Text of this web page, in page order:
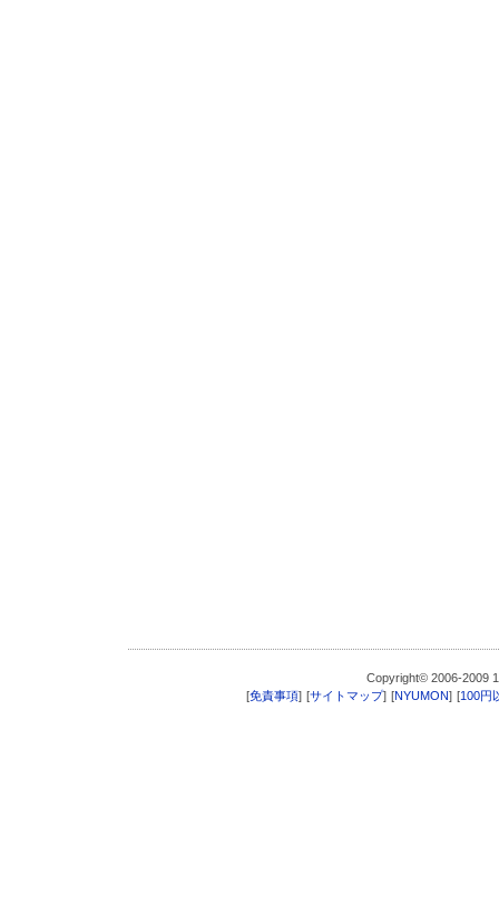
Copyright© 2006-2009
[免責事項] [サイトマップ] [NYUMON] [100円